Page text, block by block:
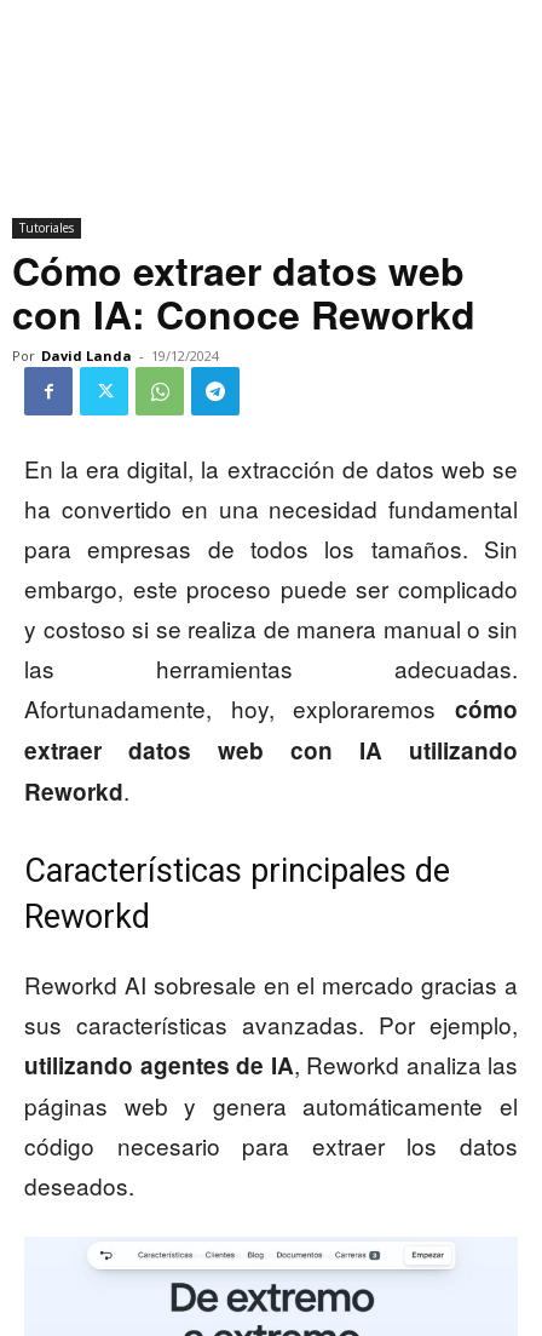
Tutoriales
Cómo extraer datos web
con IA: Conoce Reworkd
Por David Landa - 19/12/2024
En la era digital, la extracción de datos web se
ha convertido en una necesidad fundamental
para empresas de todos los tamaños. Sin
embargo, este proceso puede ser complicado
y costoso si se realiza de manera manual o sin
las herramientas adecuadas.
Afortunadamente, hoy, exploraremos cómo
extraer datos web con IA utilizando
Reworkd.
Características principales de
Reworkd
Reworkd AI sobresale en el mercado gracias a
sus características avanzadas. Por ejemplo,
utilizando agentes de IA, Reworkd analiza las
páginas web y genera automáticamente el
código necesario para extraer los datos
deseados.